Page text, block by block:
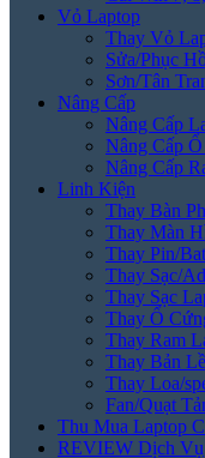
Vỏ Laptop
Thay Vỏ
Sửa/Phục
Sơn/Tân
Nâng Cấp
Nâng Cấp
Nâng Cấp
Nâng Cấp
Linh Kiện
Thay Bàn
Thay Màn
Thay Pin/
Thay Sạc/
Thay Sạc
Thay Ổ
Thay Ram
Thay Bản
Thay Loa/
Fan/Quạt
Thu Mua Laptop
REVIEW Dịch Vụ